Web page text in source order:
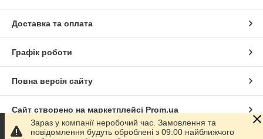
Доставка та оплата
Графік роботи
Повна версія сайту
Сайт створено на маркетплейсі Prom.ua
Зараз у компанії неробочий час. Замовлення та
повідомлення будуть оброблені з 09:00 найближчого